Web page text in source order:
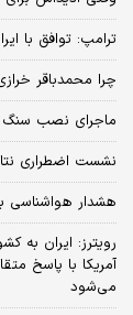
ترامپ: توافق با
چرا محمدباقر
ماجرای نصب سنگ
نشست اضطراری
هشدار هواشناسی به 11 استان؛ منتظر این پدیده هواشناسی
رویترز: ایران به
آمریکا با پاسخ
می‌شود